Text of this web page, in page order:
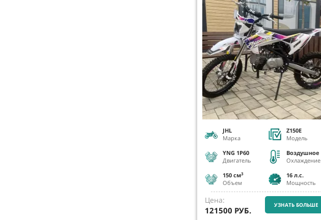
JHL
Марка
YNG 1P60
Двигатель
150 см3
Объем
Z150E
Модель
Воздушное
Охлаждение
16 л.с.
Мощность
Цена:
121500 РУБ.
УЗНАТЬ БОЛЬШЕ